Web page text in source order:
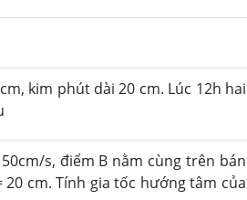
kim phút dài 20 cm. Lúc 12h hai
s, điểm B nằm cùng trên bán
cm. Tính gia tốc hướng tâm của